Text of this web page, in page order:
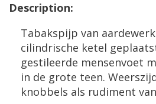
Description:
Tabakspijp van aardewerk
cilindrische ketel
gestileerde mensenvoet
in de grote teen.
knobbels als rudiment van